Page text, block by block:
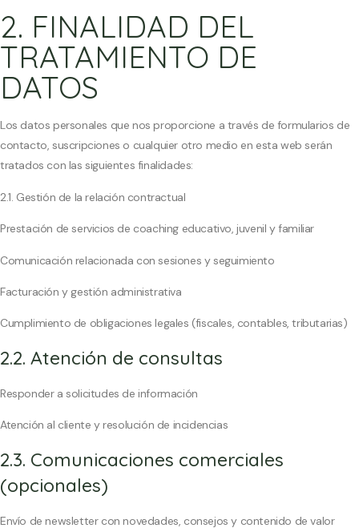
2. FINALIDAD DEL
TRATAMIENTO DE
DATOS
Los datos personales que nos proporcione a través de formularios de
contacto, suscripciones o cualquier otro medio en esta web serán
tratados con las siguientes finalidades:
2.1. Gestión de la relación contractual
Prestación de servicios de coaching educativo, juvenil y familiar
Comunicación relacionada con sesiones y seguimiento
Facturación y gestión administrativa
Cumplimiento de obligaciones legales (fiscales, contables, tributarias)
2.2. Atención de consultas
Responder a solicitudes de información
Atención al cliente y resolución de incidencias
2.3. Comunicaciones comerciales
(opcionales)
Envío de newsletter con novedades, consejos y contenido de valor